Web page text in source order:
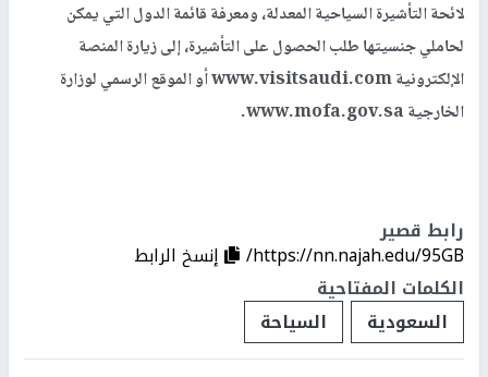
لائحة التأشيرة السياحية المعدلة، ومعرفة قائمة الدول التي يمكن
لحاملي جنسيتها طلب الحصول على التأشيرة، إلى زيارة المنصة
الإلكترونيةwww.visitsaudi.comأو الموقع الرسمي لوزارة
الخارجيةwww.mofa.gov.sa
.
رابط قصير
https://nn.najah.edu/95GB/
إنسخ الرابط
الكلمات المفتاحية
السعودية
السياحة